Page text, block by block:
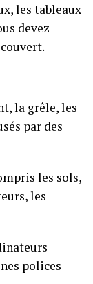
les tableaux
devez
la grêle, les
par des
les sols,
les
polices